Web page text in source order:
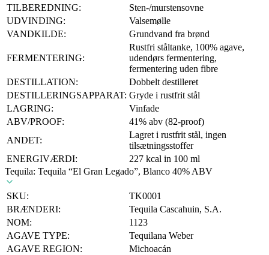
TILBEREDNING:
Sten-/murstensovne
UDVINDING:
Valsemølle
VANDKILDE:
Grundvand fra brønd
FERMENTERING:
Rustfri ståltanke, 100% agave,
udendørs fermentering,
fermentering uden fibre
DESTILLATION:
Dobbelt destilleret
DESTILLERINGSAPPARAT: Gryde i rustfrit stål
LAGRING:
Vinfade
ABV/PROOF:
41% abv (82-proof)
ANDET:
Lagret i rustfrit stål, ingen
tilsætningsstoffer
ENERGIVÆRDI:
227 kcal in 100 ml
Tequila: Tequila “El Gran Legado”, Blanco 40% ABV
SKU:
TK0001
BRÆNDERI:
Tequila Cascahuin, S.A.
NOM:
1123
AGAVE TYPE:
Tequilana Weber
AGAVE REGION:
Michoacán